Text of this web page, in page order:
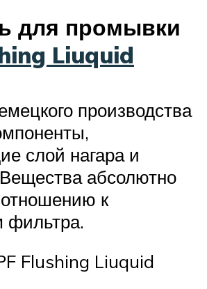
для промывки
Liuquid
производства
слой нагара и
абсолютно
к
фильтра.
Flushing Liuquid